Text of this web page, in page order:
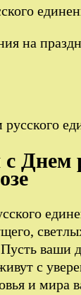
Днем
ваши
с
и мира